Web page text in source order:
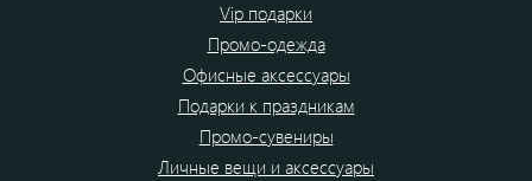
Vip подарки
Промо-одежда
Офисные аксессуары
Подарки к праздникам
Промо-сувениры
Личные вещи и аксессуары